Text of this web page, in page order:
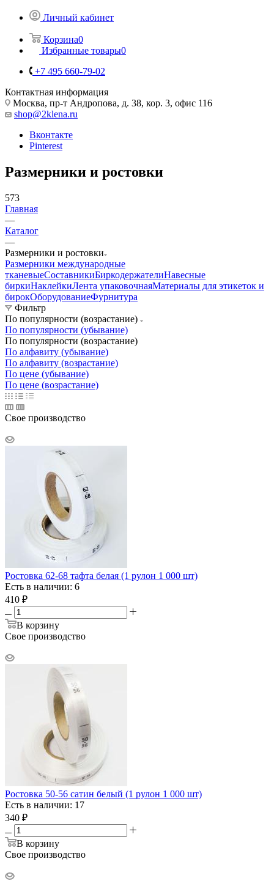
Личный кабинет
Корзина0
Избранные товары0
+7 495 660-79-02
Контактная информация
Москва, пр-т Андропова, д. 38, кор. 3, офис 116
shop@2klena.ru
Вконтакте
Pinterest
Размерники и ростовки
573
Главная
—
Каталог
—
Размерники и ростовки
Размерники международные
тканевыеСоставникиБиркодержателиНавесные
биркиНаклейкиЛента упаковочнаяМатериалы для этикеток и
бирокОборудованиеФурнитура
Фильтр
По популярности (возрастание)
По популярности (убывание)
По популярности (возрастание)
По алфавиту (убывание)
По алфавиту (возрастание)
По цене (убывание)
По цене (возрастание)
Свое производство
Ростовка 62-68 тафта белая (1 рулон 1 000 шт)
Есть в наличии: 6
410 ₽
В корзину
Свое производство
Ростовка 50-56 сатин белый (1 рулон 1 000 шт)
Есть в наличии: 17
340 ₽
В корзину
Свое производство